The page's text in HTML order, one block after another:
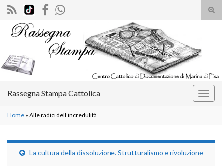
il
Search for:
Rassegna Stampa Cattolica
Home » Alle radici dell’incredulità
La cultura della dissoluzione. Strutturalismo e rivoluzione